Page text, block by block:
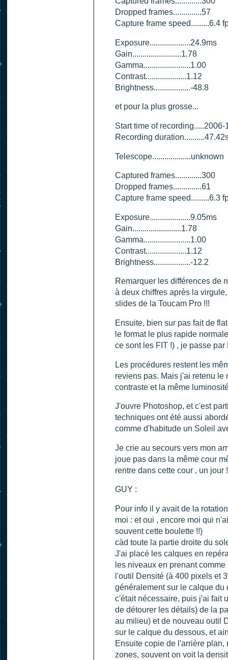
Dropped frames..............57
Capture frame speed.........6.4
Exposure....................24.9ms
Gain........................1.78
Gamma.......................1.00
Contrast....................1.12
Brightness..................-48.8
et pour la plus grosse...
Start time of
Recording
Telescope...................unknown
Captured frames.............300
Dropped frames..............61
Capture frame speed.........6.3
Exposure....................9.05ms
Gain........................1.78
Gamma.......................1.00
Contrast....................1.12
Brightness..................-12.2
Remarquer les différences de
à deux chiffres après la
slides de la Toucam Pro !!!
Ensuite, bien sur pas fait de
le format le plus rapide
ce sont les FIT !) , je passe
Les procédures restent les
reviens pas. Mais j'ai retenu le
contraste et la même
J'ouvre Photoshop, et c'est
techniques ont été aussi
comme d'habitude un Soleil
Je crie au secours vers mon
joue pas dans la même cour
rentre dans cette cour , un jour !
GUY :
Pour info il y avait de la
moi : et oui , encore moi qui
souvent cette boulette !!)
càd toute la partie droite du
J'ai placé les calques en
les niveaux en prenant
l'outil Densité (à 400 pixels et
généralement sur le calque du
c'était nécessaire, puis j'ai fait
de détourer les détails) de la
au milieu) et de nouveau outil
sur le calque du dessous, et
Ensuite copie de l'arrière
zones, souvent on voit la